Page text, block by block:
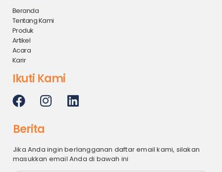
Beranda
Tentang Kami
Produk
Artikel
Acara
Karir
Ikuti Kami
Berita
Jika Anda ingin berlangganan daftar email kami, silakan
masukkan email Anda di bawah ini